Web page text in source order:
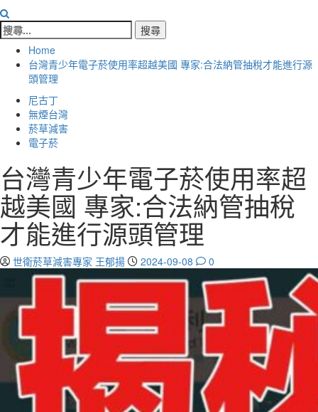
搜
尋
Home
台灣青少年電子菸使用率超越美國 專家:合法納管抽稅才能進行源
頭管理
尼古丁
無煙台灣
菸草減害
電子菸
台灣青少年電子菸使用率超
越美國 專家:合法納管抽稅
才能進行源頭管理
世衛菸草減害專家 王郁揚 2024-09-08 0